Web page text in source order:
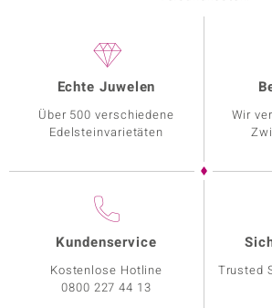
Echte Juwelen
Über 500 verschiedene
Edelsteinvarietäten
Wir
Kundenservice
Kostenlose Hotline
0800 227 44 13
Trusted